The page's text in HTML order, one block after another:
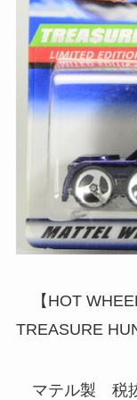
【HOT
TREASURE
マテル製 税